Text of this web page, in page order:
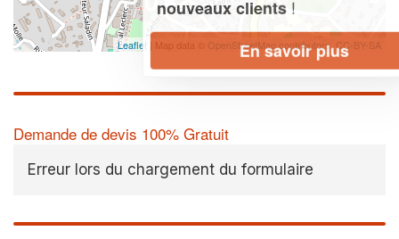
Leaflet | Map data © OpenStreetMap contributors,CC-BY-SA
Demande de devis 100% Gratuit
Erreur lors du chargement du formulaire
nouveaux clients!
En savoir plus